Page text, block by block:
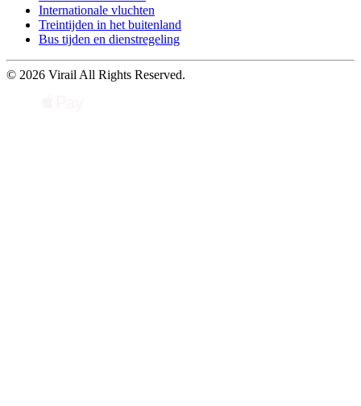
Internationale vluchten
Treintijden in het buitenland
Bus tijden en dienstregeling
© 2026 Virail All Rights Reserved.